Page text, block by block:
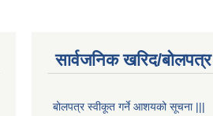
सार्वजनिक खरिद/
बोलपत्र स्वीकूत गर्ने आशयको सूचना |||